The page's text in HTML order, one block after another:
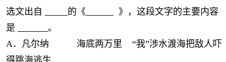
选文出自
的《
》，这段文字的主要内容
是
。
A．凡尔纳
海底两万里
“我”涉水渡海把敌人吓
得跳海逃生